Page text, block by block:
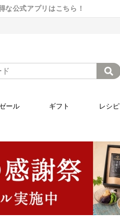
な公式アプリはこちら！
ール ギフト レシピ